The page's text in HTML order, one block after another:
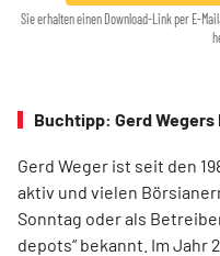
Sie erhalten einen Download-Link per E-
Buchtipp: Gerd
Gerd Weger ist seit den
aktiv und vielen
Sonntag oder als
depots“ bekannt. Im Jahr